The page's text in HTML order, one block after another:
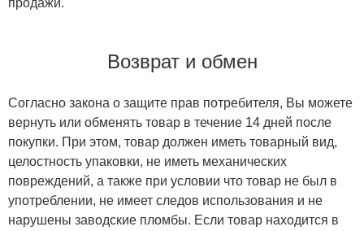
Возврат и обмен
Согласно закона о защите прав потребителя, Вы можете
вернуть или обменять товар в течение 14 дней после
покупки. При этом, товар должен иметь товарный вид,
целостность упаковки, не иметь механических
повреждений, а также при условии что товар не был в
употреблении, не имеет следов использования и не
нарушены заводские пломбы. Если товар находится в